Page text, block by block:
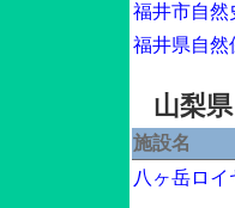
福井市自然
福井県自然
山梨県
施設名
八ヶ岳ロ